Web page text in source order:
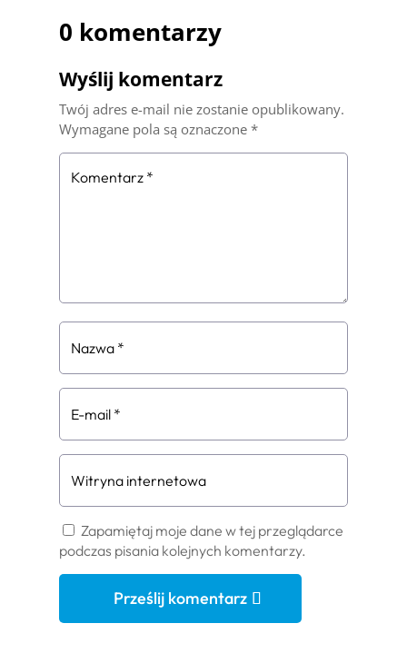
0 komentarzy
Wyślij komentarz
Twój adres e-mail nie zostanie opublikowany.
Wymagane pola są oznaczone *
Zapamiętaj moje dane w tej przeglądarce
podczas pisania kolejnych komentarzy.
Prześlij komentarz